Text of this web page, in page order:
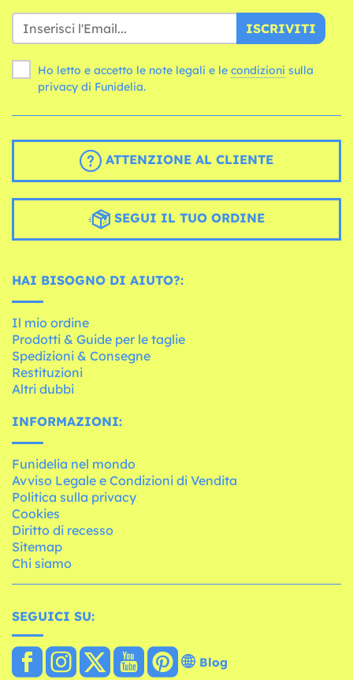
ISCRIVITI
Ho letto e accetto le note legali e le condizioni
privacy di Funidelia.
ATTENZIONE AL CLIENTE
SEGUI IL TUO ORDINE
HAI BISOGNO DI AIUTO?:
Il mio ordine
Prodotti & Guide per le taglie
Spedizioni & Consegne
Restituzioni
Altri dubbi
INFORMAZIONI:
Funidelia nel mondo
Avviso Legale e Condizioni di Vendita
Politica sulla privacy
Cookies
Diritto di recesso
Sitemap
Chi siamo
SEGUICI SU:
Blog